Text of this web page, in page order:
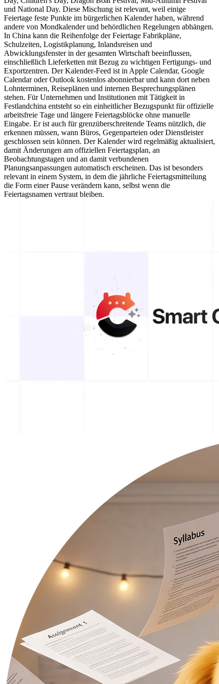
und National Day. Diese Mischung ist relevant, weil einige
Feiertage feste Punkte im bürgerlichen Kalender haben, während
andere von Mondkalender und behördlichen Regelungen abhängen.
In China kann die Reihenfolge der Feiertage Fabrikpläne,
Schulzeiten, Logistikplanung, Inlandsreisen und
Abwicklungsfenster in der gesamten Wirtschaft beeinflussen,
einschließlich Lieferketten mit Bezug zu wichtigen Fertigungs- und
Exportzentren. Der Kalender-Feed ist in Apple Calendar, Google
Calendar oder Outlook kostenlos abonnierbar und kann dort neben
Lohnterminen, Reiseplänen und internen Besprechungsplänen
stehen. Für Unternehmen und Institutionen mit Tätigkeit in
Festlandchina entsteht so ein einheitlicher Bezugspunkt für offizielle
arbeitsfreie Tage und längere Feiertagsblöcke ohne manuelle
Eingabe. Er ist auch für grenzüberschreitende Teams nützlich, die
erkennen müssen, wann Büros, Gegenparteien oder Dienstleister
geschlossen sein können. Der Kalender wird regelmäßig aktualisiert,
damit Änderungen am offiziellen Feiertagsplan, an
Beobachtungstagen und an damit verbundenen
Planungsanpassungen automatisch erscheinen. Das ist besonders
relevant in einem System, in dem die jährliche Feiertagsmitteilung
die Form einer Pause verändern kann, selbst wenn die
Feiertagsnamen vertraut bleiben.